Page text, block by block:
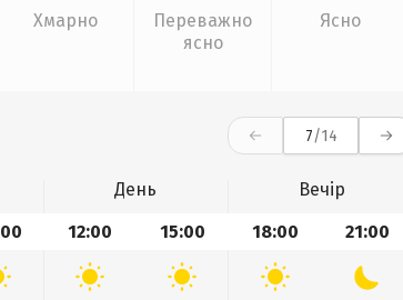
Хмарно
Переважно
ясно
Ясно
7/14
День
Вечір
12:00 15:00 18:00 21:00